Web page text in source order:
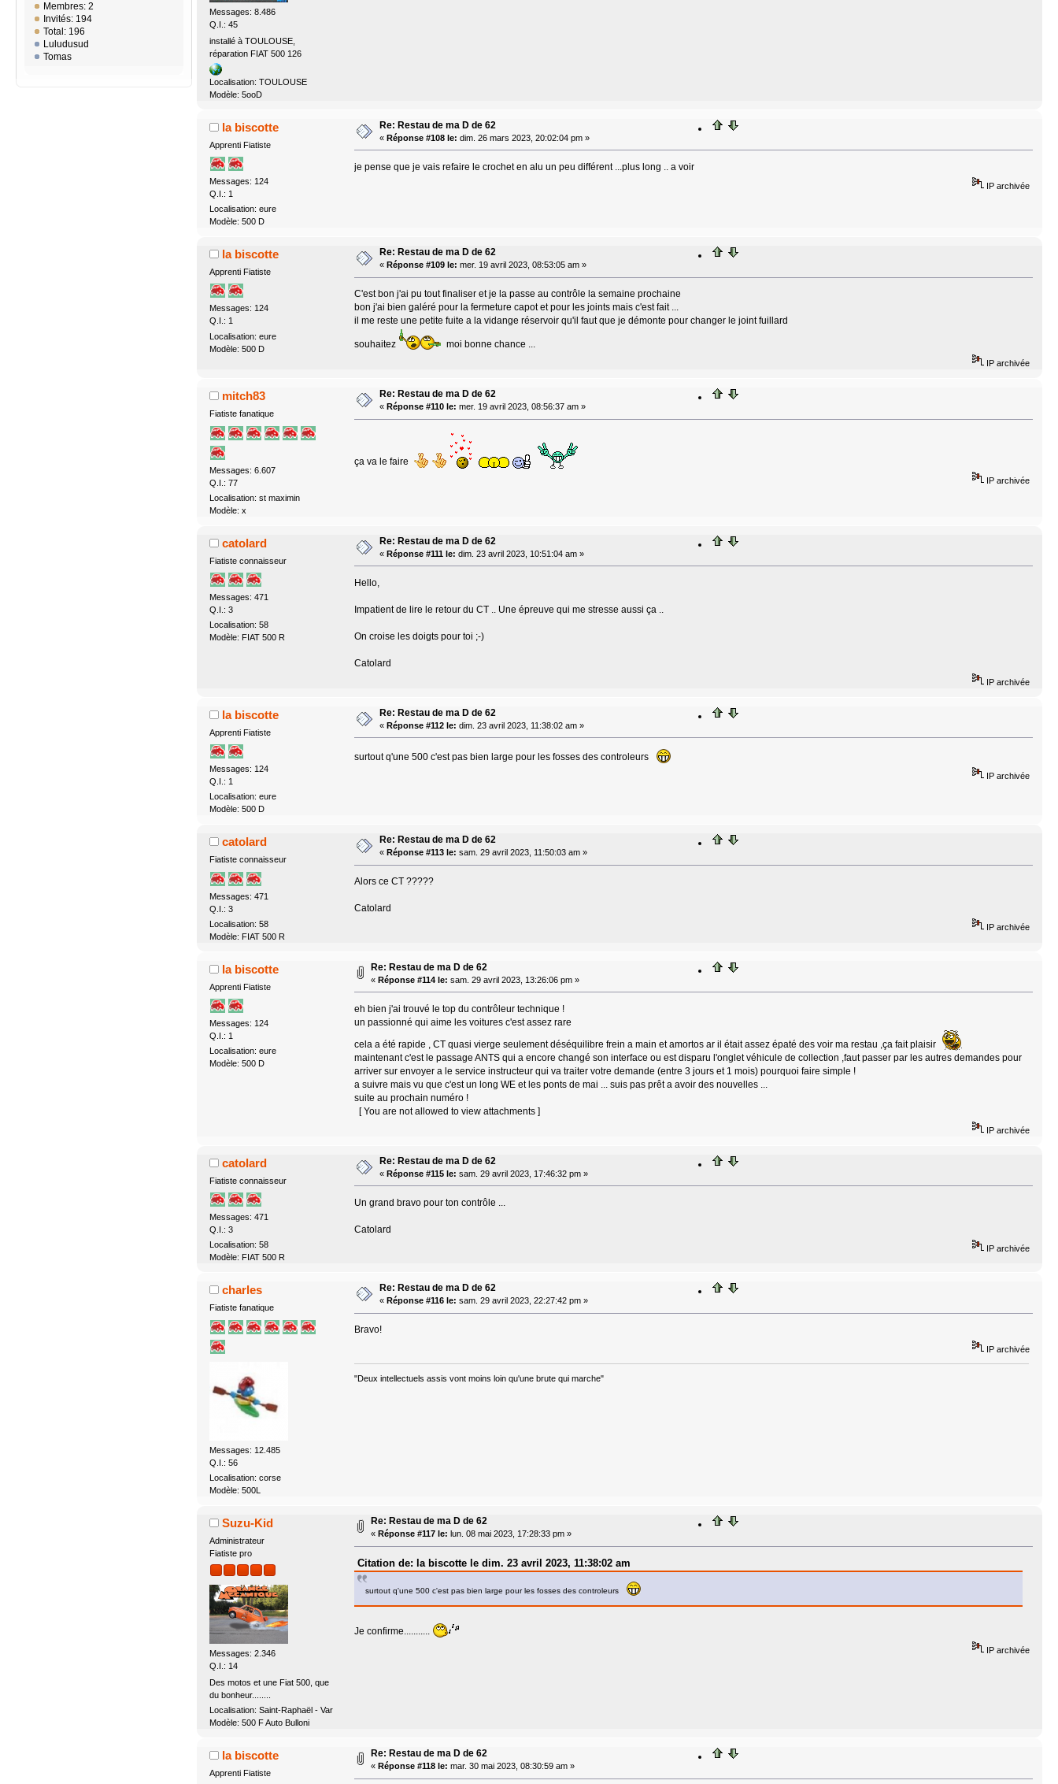
Membres: 2
Invités: 194
Total: 196
Luludusud
Tomas
Messages: 8.486
Q.I.: 45
installé à TOULOUSE,
réparation FIAT 500 126
Localisation: TOULOUSE
Modèle: 5ooD
la biscotte
Apprenti Fiatiste
Messages: 124
Q.I.: 1
Localisation: eure
Modèle: 500 D
Re: Restau de ma D de 62
« Réponse #108 le: dim. 26 mars 2023, 20:02:04 pm »
je pense que je vais refaire le crochet en alu un peu différent ...plus long .. a voir
IP archivée
la biscotte
Apprenti Fiatiste
Messages: 124
Q.I.: 1
Localisation: eure
Modèle: 500 D
Re: Restau de ma D de 62
« Réponse #109 le: mer. 19 avril 2023, 08:53:05 am »
C'est bon j'ai pu tout finaliser et je la passe au contrôle la semaine prochaine
bon j'ai bien galéré pour la fermeture capot et pour les joints mais c'est fait ...
il me reste une petite fuite a la vidange réservoir qu'il faut que je démonte pour changer le joint fuillard
souhaitez moi bonne chance ...
IP archivée
mitch83
Fiatiste fanatique
Messages: 6.607
Q.I.: 77
Localisation: st maximin
Modèle: x
Re: Restau de ma D de 62
« Réponse #110 le: mer. 19 avril 2023, 08:56:37 am »
ça va le faire
IP archivée
catolard
Fiatiste connaisseur
Messages: 471
Q.I.: 3
Localisation: 58
Modèle: FIAT 500 R
Re: Restau de ma D de 62
« Réponse #111 le: dim. 23 avril 2023, 10:51:04 am »
Hello,
Impatient de lire le retour du CT .. Une épreuve qui me stresse aussi ça ..
On croise les doigts pour toi ;-)
Catolard
IP archivée
la biscotte
Apprenti Fiatiste
Messages: 124
Q.I.: 1
Localisation: eure
Modèle: 500 D
Re: Restau de ma D de 62
« Réponse #112 le: dim. 23 avril 2023, 11:38:02 am »
surtout q'une 500 c'est pas bien large pour les fosses des controleurs
IP archivée
catolard
Fiatiste connaisseur
Messages: 471
Q.I.: 3
Localisation: 58
Modèle: FIAT 500 R
Re: Restau de ma D de 62
« Réponse #113 le: sam. 29 avril 2023, 11:50:03 am »
Alors ce CT ?????
Catolard
IP archivée
la biscotte
Apprenti Fiatiste
Messages: 124
Q.I.: 1
Localisation: eure
Modèle: 500 D
Re: Restau de ma D de 62
« Réponse #114 le: sam. 29 avril 2023, 13:26:06 pm »
eh bien j'ai trouvé le top du contrôleur technique !
un passionné qui aime les voitures c'est assez rare
cela a été rapide , CT quasi vierge seulement déséquilibre frein a main et amortos ar il était assez épaté des voir ma restau ,ça fait plaisir
maintenant c'est le passage ANTS qui a encore changé son interface ou est disparu l'onglet véhicule de collection ,faut passer par les autres demandes pour
arriver sur envoyer a le service instructeur qui va traiter votre demande (entre 3 jours et 1 mois) pourquoi faire simple !
a suivre mais vu que c'est un long WE et les ponts de mai ... suis pas prêt a avoir des nouvelles ...
suite au prochain numéro !
[ You are not allowed to view attachments ]
IP archivée
catolard
Fiatiste connaisseur
Messages: 471
Q.I.: 3
Localisation: 58
Modèle: FIAT 500 R
Re: Restau de ma D de 62
« Réponse #115 le: sam. 29 avril 2023, 17:46:32 pm »
Un grand bravo pour ton contrôle ...
Catolard
IP archivée
charles
Fiatiste fanatique
Messages: 12.485
Q.I.: 56
Localisation: corse
Modèle: 500L
Re: Restau de ma D de 62
« Réponse #116 le: sam. 29 avril 2023, 22:27:42 pm »
Bravo!
IP archivée
"Deux intellectuels assis vont moins loin qu'une brute qui marche"
Suzu-Kid
Administrateur
Fiatiste pro
Messages: 2.346
Q.I.: 14
Des motos et une Fiat 500, que
du bonheur........
Localisation: Saint-Raphaël - Var
Modèle: 500 F Auto Bulloni
Re: Restau de ma D de 62
« Réponse #117 le: lun. 08 mai 2023, 17:28:33 pm »
Citation de: la biscotte le dim. 23 avril 2023, 11:38:02 am
surtout q'une 500 c'est pas bien large pour les fosses des controleurs
Je confirme...........
IP archivée
la biscotte
Apprenti Fiatiste
Re: Restau de ma D de 62
« Réponse #118 le: mar. 30 mai 2023, 08:30:59 am »